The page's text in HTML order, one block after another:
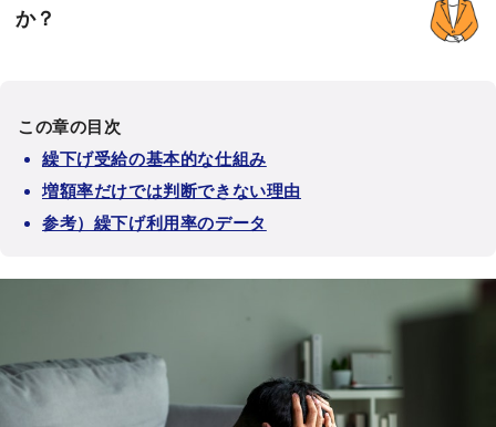
か？
この章の目次
繰下げ受給の基本的な仕組み
増額率だけでは判断できない理由
参考）繰下げ利用率のデータ